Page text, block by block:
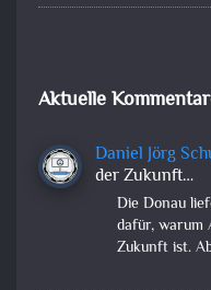
Aktuelle
Daniel Jörg
der Zukunft…
Die Donau
dafür, warum
Zukunft ist.